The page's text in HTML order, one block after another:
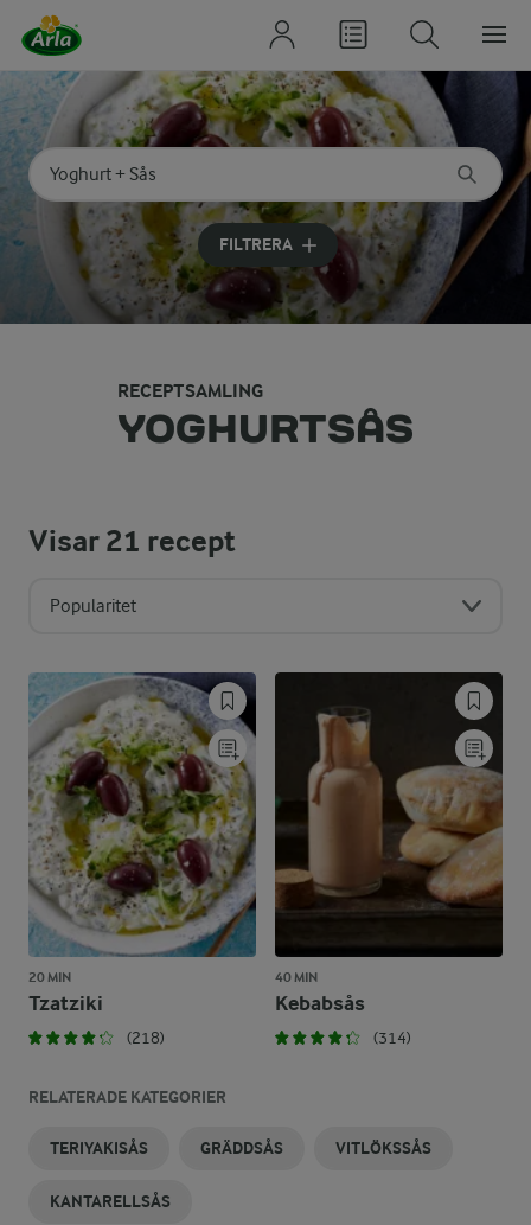
Sök på kategori eller ingrediens
Skriv in sökord för att få förslag
FILTRERA
RECEPTSAMLING
YOGHURTSÅS
Visar21 recept
Popularitet
20 MIN
Tzatziki
(218)
40 MIN
Kebabsås
(314)
RELATERADE KATEGORIER
TERIYAKISÅS GRÄDDSÅS VITLÖKSSÅS
KANTARELLSÅS